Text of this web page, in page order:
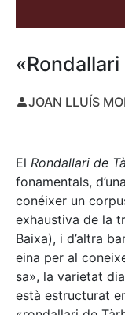
JOAN LLUÍS
El Rondallari de
fonamentals,
conéixer un
exhaustiva de la
Baixa), i d’altra
eina per al
sa», la varietat
està estructurat